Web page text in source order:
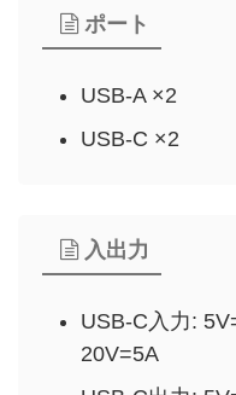
ポート
USB-A ×2
USB-C ×2
入出力
USB-C入力:
20V=5A